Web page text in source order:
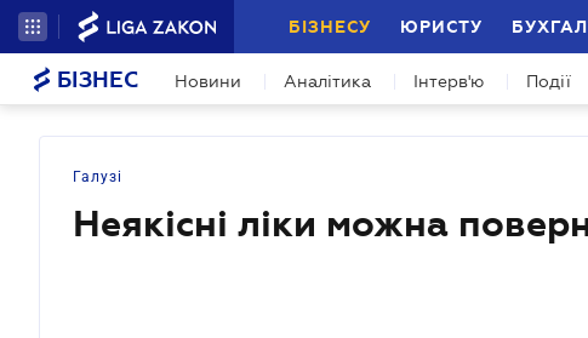
БІЗНЕСУ ЮРИСТУ
БІЗНЕС Новини Аналітика Інтерв'ю Події
Галузі
Неякісні ліки можна